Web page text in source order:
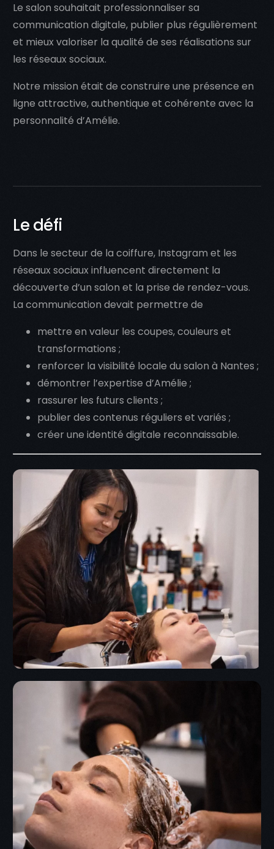
Le salon souhaitait professionnaliser sa
communication digitale, publier plus régulièrement
et mieux valoriser la qualité de ses réalisations sur
les réseaux sociaux.
Notre mission était de construire une présence en
ligne attractive, authentique et cohérente avec la
personnalité d’Amélie.
Le défi
Dans le secteur de la coiffure, Instagram et les
réseaux sociaux influencent directement la
découverte d’un salon et la prise de rendez-vous.
La communication devait permettre de
mettre en valeur les coupes, couleurs et
transformations ;
renforcer la visibilité locale du salon à Nantes ;
démontrer l’expertise d’Amélie ;
rassurer les futurs clients ;
publier des contenus réguliers et variés ;
créer une identité digitale reconnaissable.